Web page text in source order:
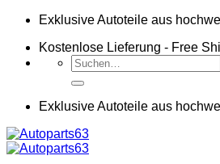
Zum
springen
Exklusive Autoteile aus
Kostenlose Lieferung - Free
Suchen
nach:
Exklusive Autoteile aus